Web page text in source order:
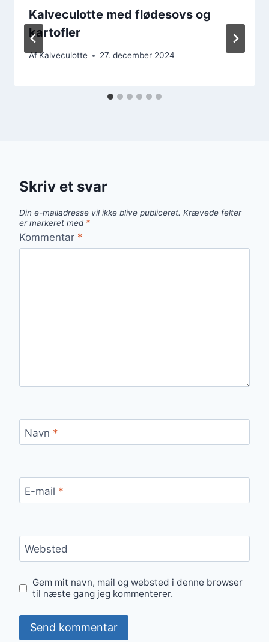
Kalveculotte med flødesovs og
kartofler
AfKalveculotte 27. december 2024
Skriv et svar
Din e-mailadresse vil ikke blive publiceret. Krævede felter
er markeret med *
Kommentar *
Navn *
E-mail *
Websted
Gem mit navn, mail og websted i denne browser
til næste gang jeg kommenterer.